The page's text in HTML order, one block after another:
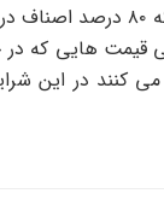
بذرافشان با بیان
قیمت هایی که
کنند در این